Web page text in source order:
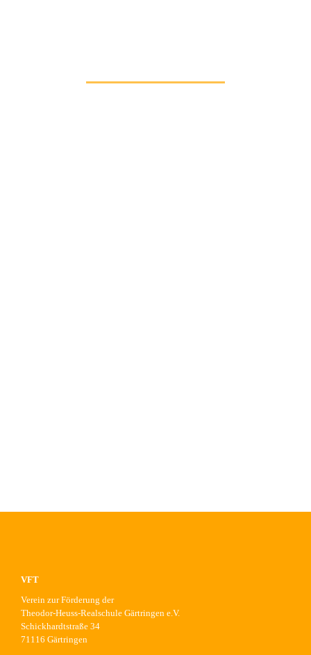
VFT
Verein zur Förderung der
Theodor-Heuss-Realschule Gärtringen e.V.
Schickhardtstraße 34
71116 Gärtringen